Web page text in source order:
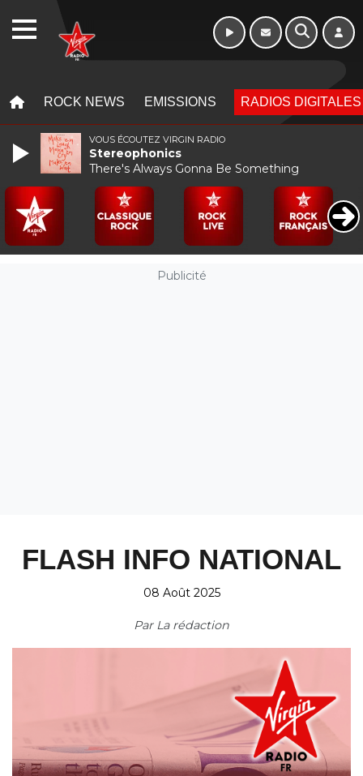
ROCK NEWS EMISSIONS RADIOS DIGITALES
Publicité
FLASH INFO NATIONAL
08 Août 2025
Par La rédaction
VOUS ÉCOUTEZ VIRGIN RADIO
Stereophonics
There's Always Gonna Be Something
WEBRADIO